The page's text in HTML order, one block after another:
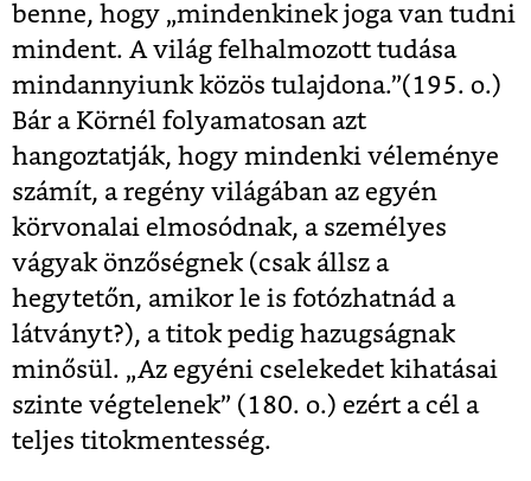
benne, hogy „mindenkinek joga van tudni
mindent. A világ felhalmozott tudása
mindannyiunk közös tulajdona.”(195. o.)
Bár a Körnél folyamatosan azt
hangoztatják, hogy mindenki véleménye
számít, a regény világában az egyén
körvonalai elmosódnak, a személyes
vágyak önzőségnek (csak állsz a
hegytetőn, amikor le is fotózhatnád a
látványt?), a titok pedig hazugságnak
minősül. „Az egyéni cselekedet kihatásai
szinte végtelenek” (180. o.) ezért a cél a
teljes titokmentesség.